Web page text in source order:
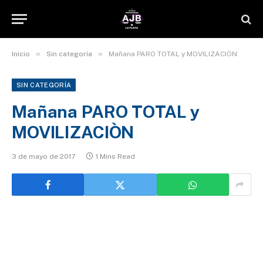
Inicio » Sin categoría » Mañana PARO TOTAL y MOVILIZACIÒN
SIN CATEGORÍA
Mañana PARO TOTAL y
MOVILIZACIÒN
3 de mayo de 2017 1 Mins Read